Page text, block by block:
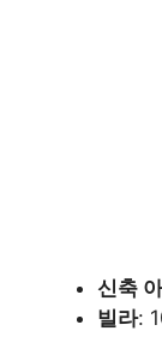
신축
빌라: